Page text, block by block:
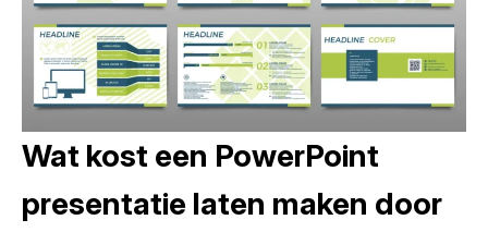
Wat kost een PowerPoint
presentatie laten maken door